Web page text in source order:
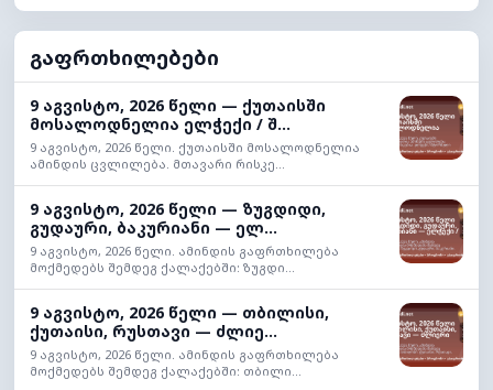
გაფრთხილებები
9 აგვისტო, 2026 წელი — ქუთაისში
მოსალოდნელია ელჭექი / შ...
9 აგვისტო, 2026 წელი. ქუთაისში მოსალოდნელია
ამინდის ცვლილება. მთავარი რისკე...
9 აგვისტო, 2026 წელი — ზუგდიდი,
გუდაური, ბაკურიანი — ელ...
9 აგვისტო, 2026 წელი. ამინდის გაფრთხილება
მოქმედებს შემდეგ ქალაქებში: ზუგდი...
9 აგვისტო, 2026 წელი — თბილისი,
ქუთაისი, რუსთავი — ძლიე...
9 აგვისტო, 2026 წელი. ამინდის გაფრთხილება
მოქმედებს შემდეგ ქალაქებში: თბილი...